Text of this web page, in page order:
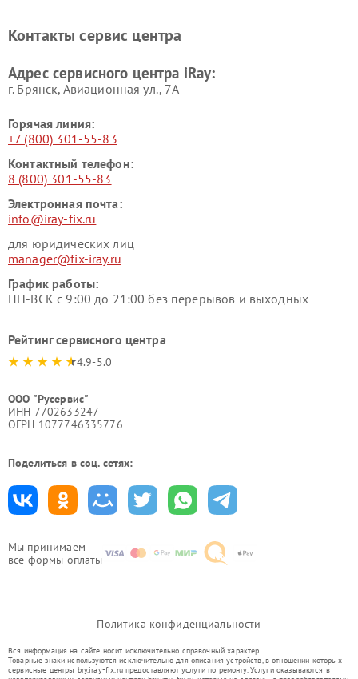
Мы принимаем
все формы оплаты
Контакты сервис центра
Адрес сервисного центра iRay:
г. Брянск, Авиационная ул., 7А
Горячая линия:
+7 (800) 301-55-83
Контактный телефон:
8 (800) 301-55-83
Электронная почта:
info@iray-fix.ru
для юридических лиц
manager@fix-iray.ru
График работы:
ПН-ВСК с 9:00 до 21:00 без перерывов и выходных
Рейтинг сервисного центра
4.9-5.0
ООО "Русервис"
ИНН 7702633247
ОГРН 1077746335776
Поделиться в соц. сетях:
Политика конфиденциальности
Вся информация на сайте носит исключительно справочный характер.
Товарные знаки используются исключительно для описания устройств, в отношении которых
сервисные центры bry.iray-fix.ru предоставляют услуги по ремонту. Услуги оказываются в